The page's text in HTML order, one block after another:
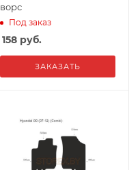
ворс
Под заказ
158руб.
ЗАКАЗАТЬ